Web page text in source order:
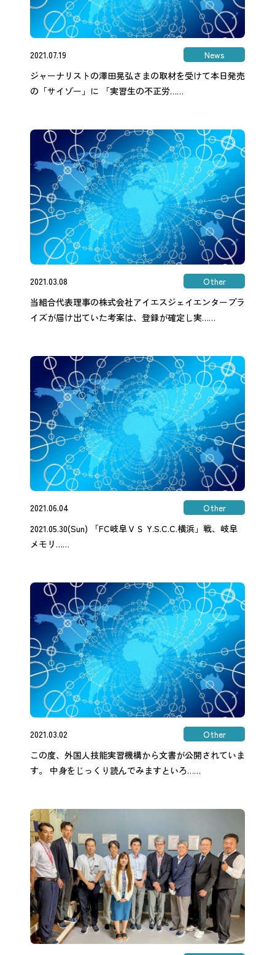
2021.07.19
News
ジャーナリストの澤田晃弘さまの取材を受けて本日発売
の「サイゾー」に 「実習生の不正労……
2021.03.08
Other
当組合代表理事の株式会社アイエスジェイエンタープラ
イズが届け出ていた考案は、登録が確定し実……
2021.06.04
Other
2021.05.30(Sun) 「FC岐阜ＶＳ Y.S.C.C.横浜」戦、岐阜
メモリ……
2021.03.02
Other
この度、外国人技能実習機構から文書が公開されていま
す。 中身をじっくり読んでみますといろ……